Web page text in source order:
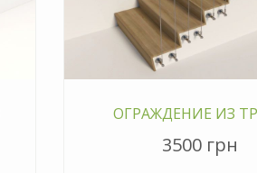
ОГРАЖДЕНИЕ ИЗ
3500 грн